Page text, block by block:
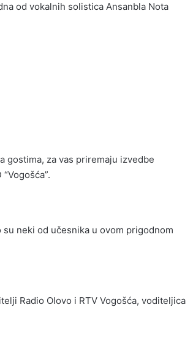
od vokalnih solistica Ansanbla Nota
gostima, za vas priremaju izvedbe
su neki od učesnika u ovom prigodnom
Radio Olovo i RTV Vogošća, voditeljica